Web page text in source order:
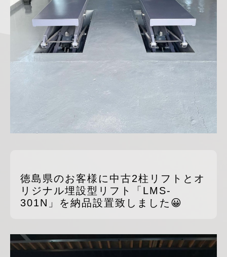
徳島県のお客様に中古2柱リフトとオ
リジナル埋設型リフト「LMS-
301N」を納品設置致しました😀